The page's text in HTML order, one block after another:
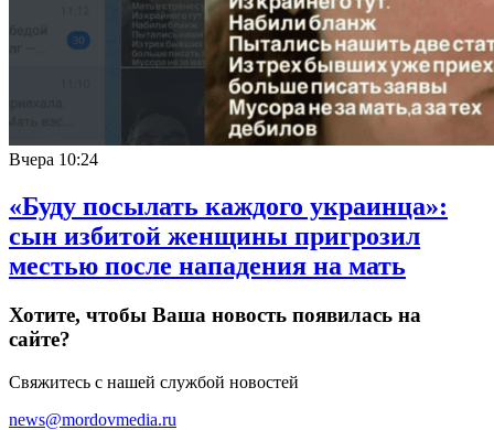
Вчера 10:24
«Буду посылать каждого украинца»:
сын избитой женщины пригрозил
местью после нападения на мать
Хотите, чтобы Ваша новость появилась на
сайте?
Свяжитесь с нашей службой новостей
news@mordovmedia.ru